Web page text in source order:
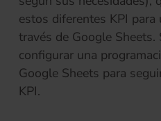
estos diferentes KPI
través de Google Sheets.
configurar una
Google Sheets para
KPI.